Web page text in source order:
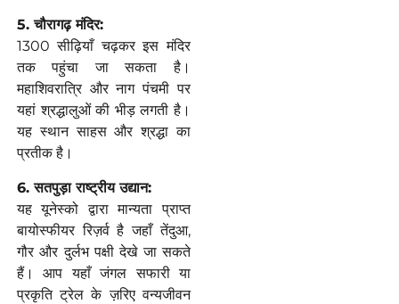
5. चौरागढ़ मंदिर:
1300 सीढ़ियाँ चढ़कर इस मंदिर
तक पहुंचा जा सकता है।
महाशिवरात्रि और नाग पंचमी पर
यहां श्रद्धालुओं की भीड़ लगती है।
यह स्थान साहस और श्रद्धा का
प्रतीक है।
6. सतपुड़ा राष्ट्रीय उद्यान:
यह यूनेस्को द्वारा मान्यता प्राप्त
बायोस्फीयर रिज़र्व है जहाँ तेंदुआ,
गौर और दुर्लभ पक्षी देखे जा सकते
हैं। आप यहाँ जंगल सफारी या
प्रकृति ट्रेल के ज़रिए वन्यजीवन